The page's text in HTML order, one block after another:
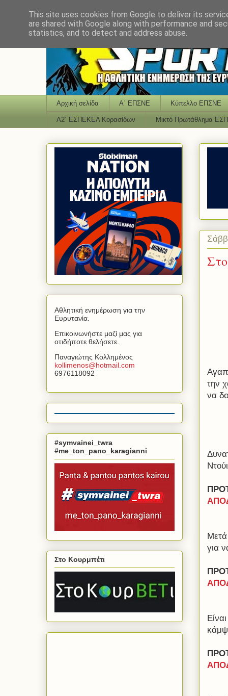
Αρχική σελίδα Α΄ ΕΠΣΝΕ Κύπελλο ΕΠΣΝΕ
Α2΄ ΕΣΠΕΚΕΛ Κορασίδων Μικτό Πρωτάθλημα
την
να
Μετά
για
Αθλητική ενημέρωση για την
Ευρυτανία.
Επικοινωνήστε μαζί μας για
οτιδήποτε θελήσετε.
Παναγιώτης Κολλημένος
kollimenos@hotmail com
6976118092
#symvainei_twra
#me_ton_pano_karagianni
Στο Κουρμπέτι
This site uses cookies from Google to deliver its
are shared with Google along with performance and
statistics, and to detect and address abuse.